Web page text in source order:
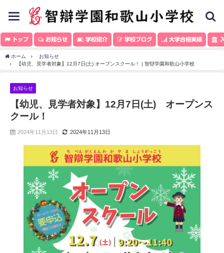
toggle
navigation
トップ お知らせ 学校紹介 学校ブログ 大学合格実績
ホーム
お知らせ
【幼児、見学者対象】12月7日(土) オープンスクール！ | 智辯学園和歌山小学校
お知らせ
【幼児、見学者対象】12月7日(土) オープンス
クール！
2024年11月13日 2024年11月13日